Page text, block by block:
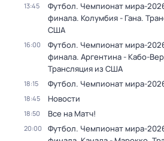
13:45
Футбол. Чемпионат мира-
финала. Колумбия - Гана.
США
16:00
Футбол. Чемпионат мира-
финала. Аргентина - Кабо-
Трансляция из США
18:15 Футбол. Чемпионат мира-
18:45 Новости
18:50 Все на Матч!
20:00
Футбол. Чемпионат мира-